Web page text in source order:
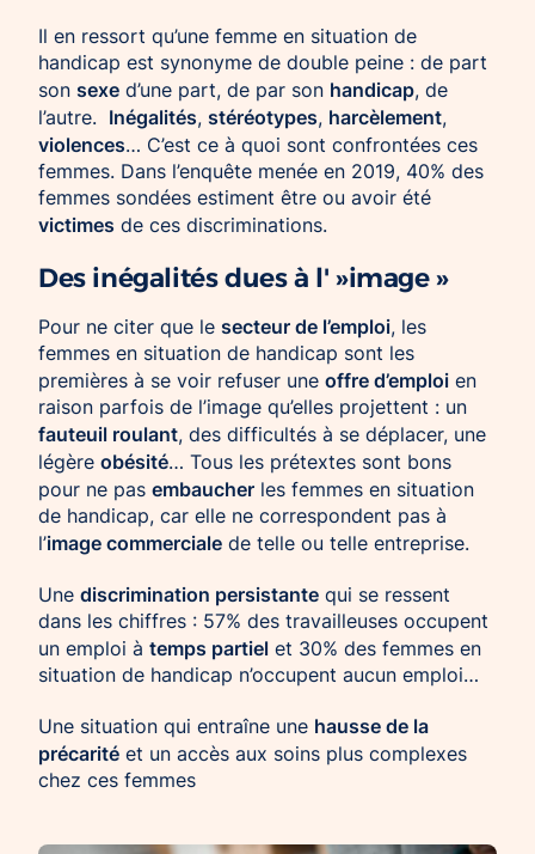
Il en ressort qu’une femme en situation de
handicap est synonyme de double peine : de part
son sexe d’une part, de par son handicap, de
l’autre. Inégalités, stéréotypes, harcèlement,
violences… C’est ce à quoi sont confrontées ces
femmes. Dans l’enquête menée en 2019, 40% des
femmes sondées estiment être ou avoir été
victimes de ces discriminations.
Des inégalités dues à l' »image »
Pour ne citer que le secteur de l’emploi, les
femmes en situation de handicap sont les
premières à se voir refuser une offre d’emploi en
raison parfois de l’image qu’elles projettent : un
fauteuil roulant, des difficultés à se déplacer, une
légère obésité… Tous les prétextes sont bons
pour ne pas embaucher les femmes en situation
de handicap, car elle ne correspondent pas à
l’image commerciale de telle ou telle entreprise.
Une discrimination persistante qui se ressent
dans les chiffres : 57% des travailleuses occupent
un emploi à temps partiel et 30% des femmes en
situation de handicap n’occupent aucun emploi…
Une situation qui entraîne une hausse de la
précarité et un accès aux soins plus complexes
chez ces femmes